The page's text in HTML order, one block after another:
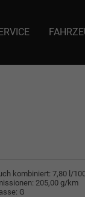
kombiniert: 7,80 l/
205,00 g/km
G